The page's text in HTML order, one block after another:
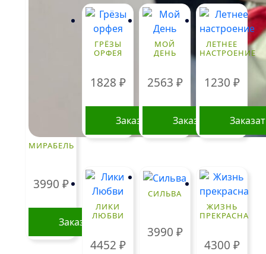
МИРАБЕЛЬ
3990 ₽
Заказать
ГРЁЗЫ
ОРФЕЯ
1828 ₽
Заказать
МОЙ
ДЕНЬ
2563 ₽
Заказать
ЛЕТНЕЕ
НАСТРОЕНИЕ
1230 ₽
ЛИКИ
ЛЮБВИ
4452 ₽
СИЛЬВА
3990 ₽
ЖИЗНЬ
ПРЕКРАСНА
4300 ₽